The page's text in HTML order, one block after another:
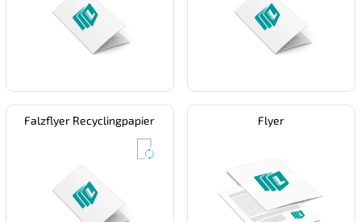
Falzflyer Recyclingpapier Flyer